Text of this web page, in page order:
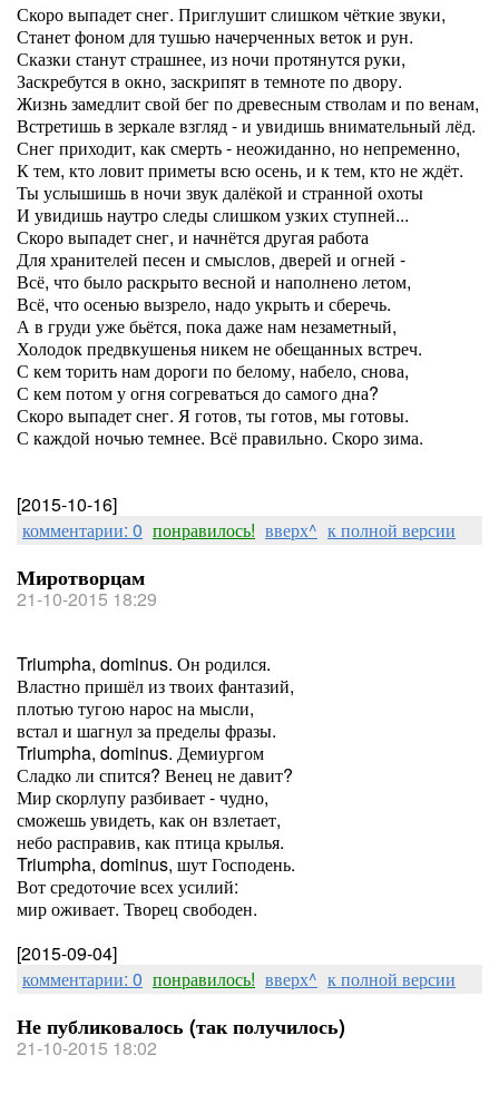
Скоро выпадет снег. Приглушит слишком чёткие звуки,
Станет фоном для тушью начерченных веток и рун.
Сказки станут страшнее, из ночи протянутся руки,
Заскребутся в окно, заскрипят в темноте по двору.
Жизнь замедлит свой бег по древесным стволам и по венам,
Встретишь в зеркале взгляд - и увидишь внимательный лёд.
Снег приходит, как смерть - неожиданно, но непременно,
К тем, кто ловит приметы всю осень, и к тем, кто не ждёт.
Ты услышишь в ночи звук далёкой и странной охоты
И увидишь наутро следы слишком узких ступней...
Скоро выпадет снег, и начнётся другая работа
Для хранителей песен и смыслов, дверей и огней -
Всё, что было раскрыто весной и наполнено летом,
Всё, что осенью вызрело, надо укрыть и сберечь.
А в груди уже бьётся, пока даже нам незаметный,
Холодок предвкушенья никем не обещанных встреч.
С кем торить нам дороги по белому, набело, снова,
С кем потом у огня согреваться до самого дна?
Скоро выпадет снег. Я готов, ты готов, мы готовы.
С каждой ночью темнее. Всё правильно. Скоро зима.
[2015-10-16]
комментарии: 0 понравилось! вверх^ к полной версии
Миротворцам
21-10-2015 18:29
Triumpha, dominus. Он родился.
Властно пришёл из твоих фантазий,
плотью тугою нарос на мысли,
встал и шагнул за пределы фразы.
Triumpha, dominus. Демиургом
Сладко ли спится? Венец не давит?
Мир скорлупу разбивает - чудно,
сможешь увидеть, как он взлетает,
небо расправив, как птица крылья.
Triumpha, dominus, шут Господень.
Вот средоточие всех усилий:
мир оживает. Творец свободен.
[2015-09-04]
комментарии: 0 понравилось! вверх^ к полной версии
Не публиковалось (так получилось)
21-10-2015 18:02